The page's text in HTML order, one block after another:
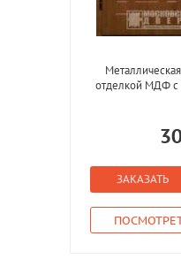
отделкой МДФ
ЗАКАЗАТЬ